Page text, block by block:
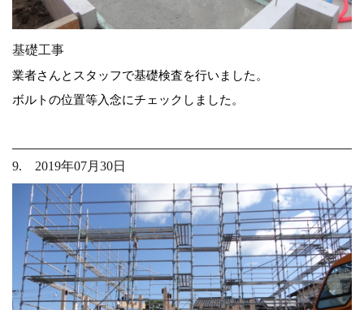
基礎工事
業者さんとスタッフで基礎検査を行いました。
ボルトの位置等入念にチェックしました。
9. 2019年07月30日